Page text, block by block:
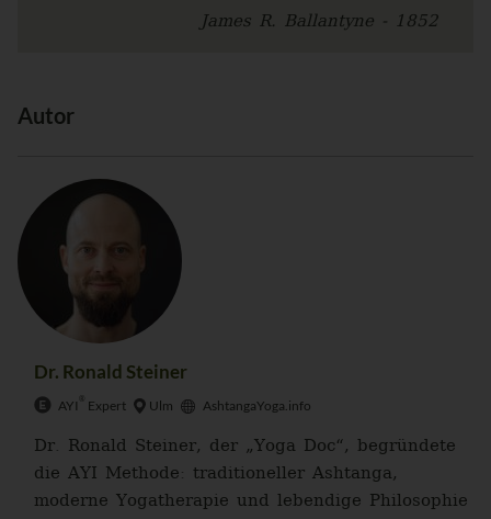
James R. Ballantyne - 1852
Autor
Dr. Ronald Steiner
AYI ® Expert Ulm AshtangaYoga.info
Dr. Ronald Steiner, der „Yoga Doc“, begründete
die AYI Methode: traditioneller Ashtanga,
moderne Yogatherapie und lebendige Philosophie